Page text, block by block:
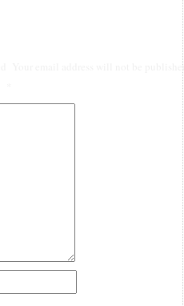
Your email address will not be published.